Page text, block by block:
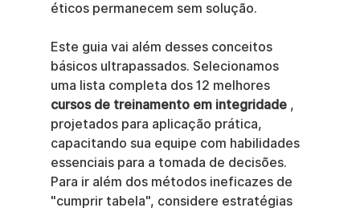
éticos permanecem sem solução.
Este guia vai além desses conceitos
básicos ultrapassados. Selecionamos
uma lista completa dos 12 melhores
cursos de treinamento em integridade ,
projetados para aplicação prática,
capacitando sua equipe com habilidades
essenciais para a tomada de decisões.
Para ir além dos métodos ineficazes de
"cumprir tabela", considere estratégias